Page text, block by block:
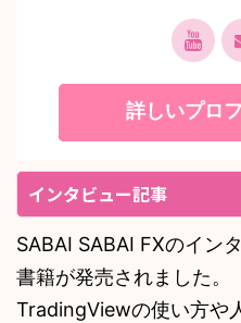
詳しいプロ
インタビュー記事
SABAI SABAI FXのイン
書籍が発売されました。
TradingViewの使い方や